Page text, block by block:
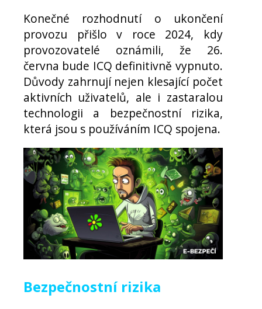
Konečné rozhodnutí o ukončení
provozu přišlo v roce 2024, kdy
provozovatelé oznámili, že 26.
června bude ICQ definitivně vypnuto.
Důvody zahrnují nejen klesající počet
aktivních uživatelů, ale i zastaralou
technologii a bezpečnostní rizika,
která jsou s používáním ICQ spojena.
Bezpečnostní rizika